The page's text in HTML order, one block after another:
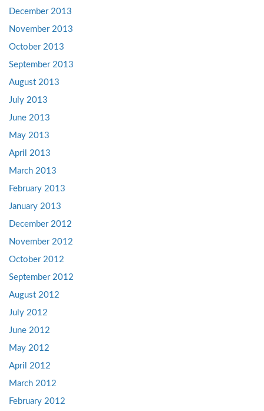
December 2013
November 2013
October 2013
September 2013
August 2013
July 2013
June 2013
May 2013
April 2013
March 2013
February 2013
January 2013
December 2012
November 2012
October 2012
September 2012
August 2012
July 2012
June 2012
May 2012
April 2012
March 2012
February 2012